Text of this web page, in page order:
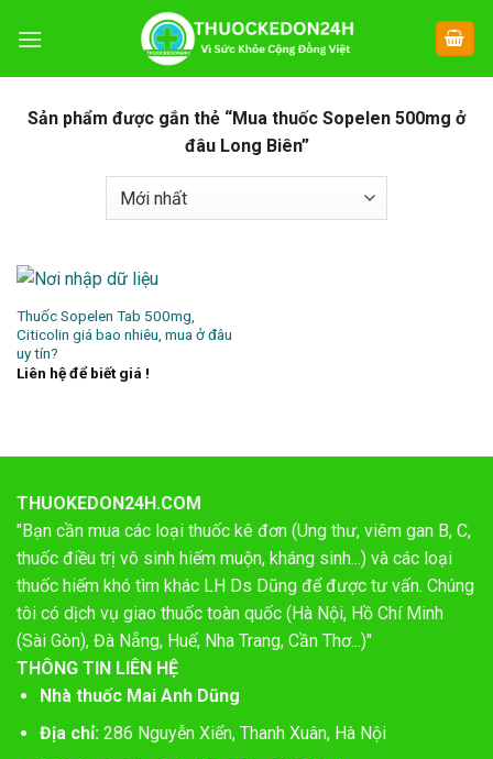
đến
Sản phẩm được gắn thẻ “Mua thuốc Sopelen 500mg ở
đâu Long Biên”
Thuốc Sopelen Tab 500mg,
Citicolin giá bao nhiêu, mua ở đâu
uy tín?
Liên hệ để biết giá !
THUOKEDON24H.COM
"Bạn cần mua các loại thuốc kê đơn (Ung thư, viêm gan B, C,
thuốc điều trị vô sinh hiếm muộn, kháng sinh...) và các loại
thuốc hiếm khó tìm khác LH Ds Dũng để được tư vấn. Chúng
tôi có dịch vụ giao thuốc toàn quốc (Hà Nội, Hồ Chí Minh
(Sài Gòn), Đà Nẵng, Huế, Nha Trang, Cần Thơ...)"
THÔNG TIN LIÊN HỆ
Nhà thuốc Mai Anh Dũng
Địa chỉ:286 Nguyễn Xiển, Thanh Xuân, Hà Nội